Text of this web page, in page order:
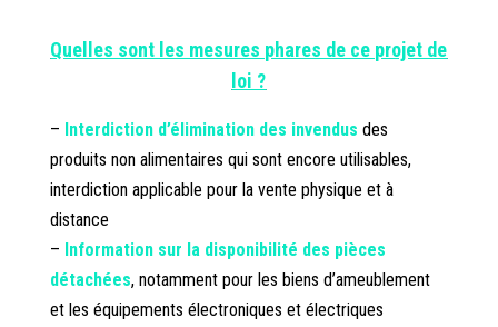
Quelles sont les mesures phares de ce projet de
loi ?
– Interdiction d’élimination des invendus des
produits non alimentaires qui sont encore utilisables,
interdiction applicable pour la vente physique et à
distance
– Information sur la disponibilité des pièces
détachées, notamment pour les biens d’ameublement
et les équipements électroniques et électriques